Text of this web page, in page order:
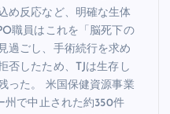
め反応など、明確な生体
職員はこれを「脳死下の
過ごし、手術続行を求め
否したため、TJは生存し
った。 米国保健資源事業
州で中止された約350件